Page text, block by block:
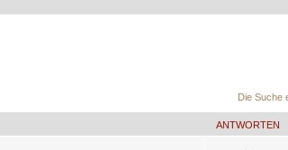
Die Suche
ANTWORTEN